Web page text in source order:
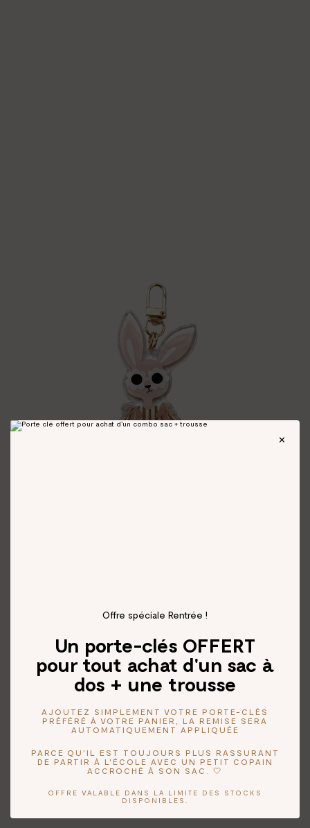
Offre spéciale Rentrée !
Un porte-clés OFFERT
pour tout achat d'un sac à
dos + une trousse
AJOUTEZ SIMPLEMENT VOTRE PORTE-CLÉS
PRÉFÉRÉ À VOTRE PANIER, LA REMISE SERA
AUTOMATIQUEMENT APPLIQUÉE
PARCE QU'IL EST TOUJOURS PLUS RASSURANT
DE PARTIR À L'ÉCOLE AVEC UN PETIT COPAIN
ACCROCHÉ À SON SAC. 🤍
OFFRE VALABLE DANS LA LIMITE DES STOCKS
DISPONIBLES.